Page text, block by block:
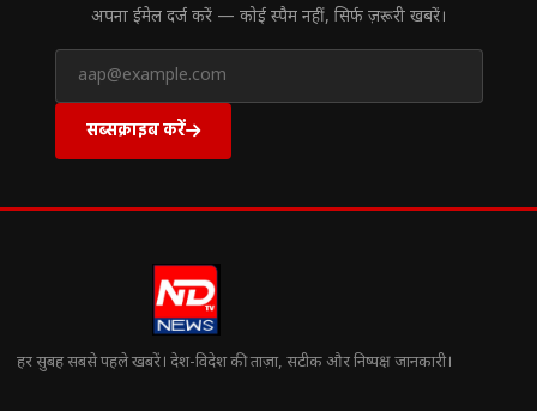
अपना ईमेल दर्ज करें — कोई स्पैम नहीं, सिर्फ ज़रूरी खबरें।
सब्सक्राइब करें
हर सुबह सबसे पहले खबरें। देश-विदेश की ताज़ा, सटीक और निष्पक्ष जानकारी।